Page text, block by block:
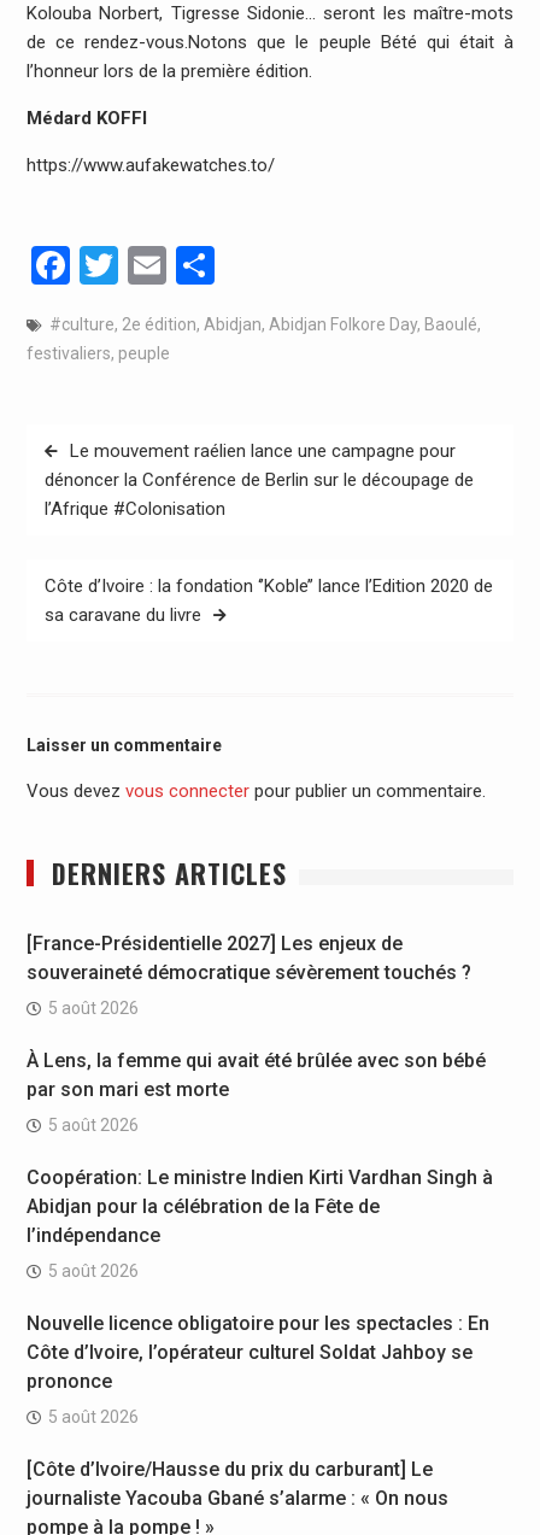
Kolouba Norbert, Tigresse Sidonie… seront les maître-mots
de ce rendez-vous.Notons que le peuple Bété qui était à
l’honneur lors de la première édition.
Médard KOFFI
https://www.aufakewatches.to/
Facebook
Twitter
EmailPartager
#culture, 2e édition, Abidjan, Abidjan Folkore Day, Baoulé,
festivaliers, peuple
Navigation
de
l’article
Le mouvement raélien lance une campagne pour
dénoncer la Conférence de Berlin sur le découpage de
l’Afrique #Colonisation
Côte d’Ivoire : la fondation ‘’Koble’’ lance l’Edition 2020 de
sa caravane du livre
Laisser un commentaire
Vous devez vous connecterpour publier un commentaire.
DERNIERS ARTICLES
[France-Présidentielle 2027] Les enjeux de
souveraineté démocratique sévèrement touchés ?
5 août 2026
À Lens, la femme qui avait été brûlée avec son bébé
par son mari est morte
5 août 2026
Coopération: Le ministre Indien Kirti Vardhan Singh à
Abidjan pour la célébration de la Fête de
l’indépendance
5 août 2026
Nouvelle licence obligatoire pour les spectacles : En
Côte d’Ivoire, l’opérateur culturel Soldat Jahboy se
prononce
5 août 2026
[Côte d’Ivoire/Hausse du prix du carburant] Le
journaliste Yacouba Gbané s’alarme : « On nous
pompe à la pompe ! »